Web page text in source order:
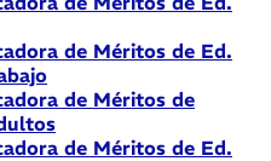
de Méritos de Ed.
de Méritos de
de Méritos de Ed.